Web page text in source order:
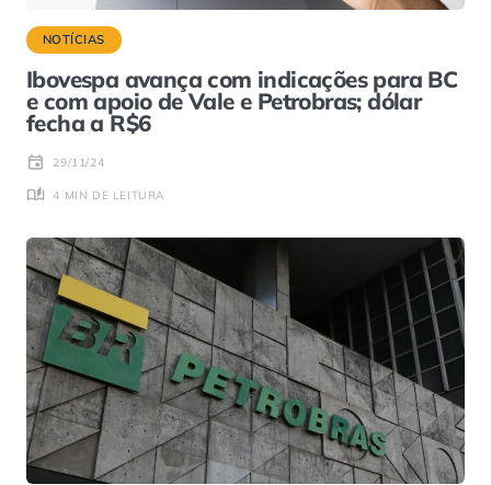
NOTÍCIAS
Ibovespa avança com indicações para BC
e com apoio de Vale e Petrobras; dólar
fecha a R$6
29/11/24
4 MIN DE LEITURA